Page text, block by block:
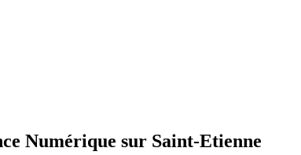
Numérique sur Saint-Etienne